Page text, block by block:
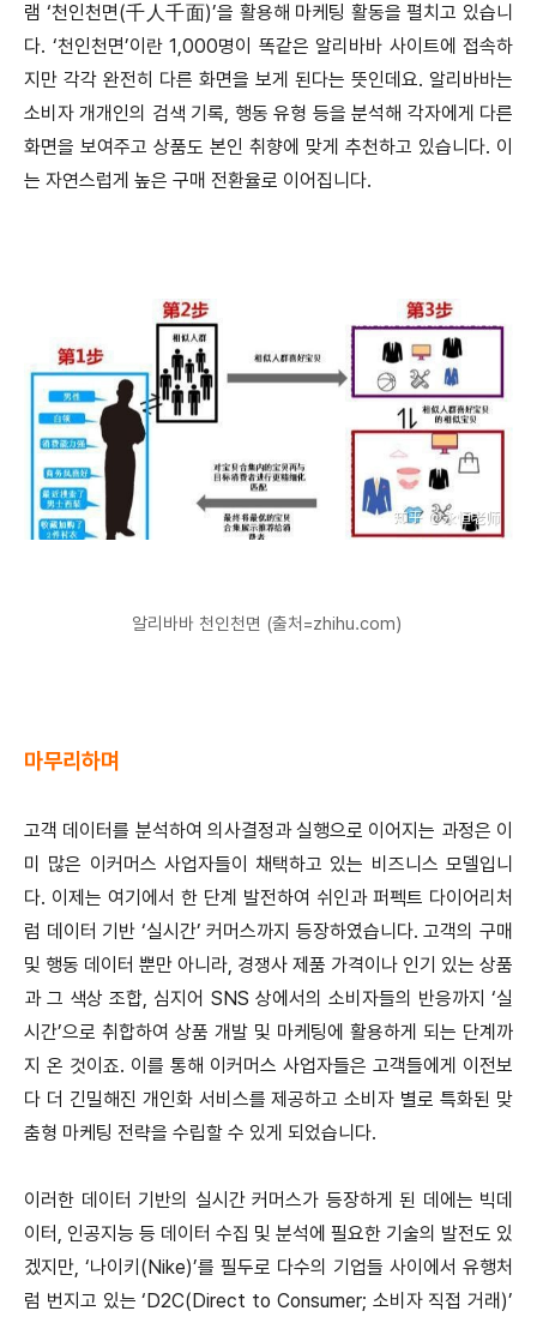
램 ‘천인천면(千人千面)’을 활용해 마케팅 활동을 펼치고 있습니
다. ‘천인천면’이란 1,000명이 똑같은 알리바바 사이트에 접속하
지만 각각 완전히 다른 화면을 보게 된다는 뜻인데요. 알리바바는
소비자 개개인의 검색 기록, 행동 유형 등을 분석해 각자에게 다른
화면을 보여주고 상품도 본인 취향에 맞게 추천하고 있습니다. 이
는 자연스럽게 높은 구매 전환율로 이어집니다.
알리바바 천인천면 (출처=zhihu.com)
마무리하며
고객 데이터를 분석하여 의사결정과 실행으로 이어지는 과정은 이
미 많은 이커머스 사업자들이 채택하고 있는 비즈니스 모델입니
다. 이제는 여기에서 한 단계 발전하여 쉬인과 퍼펙트 다이어리처
럼 데이터 기반 ‘실시간’ 커머스까지 등장하였습니다. 고객의 구매
및 행동 데이터 뿐만 아니라, 경쟁사 제품 가격이나 인기 있는 상품
과 그 색상 조합, 심지어 SNS 상에서의 소비자들의 반응까지 ‘실
시간’으로 취합하여 상품 개발 및 마케팅에 활용하게 되는 단계까
지 온 것이죠. 이를 통해 이커머스 사업자들은 고객들에게 이전보
다 더 긴밀해진 개인화 서비스를 제공하고 소비자 별로 특화된 맞
춤형 마케팅 전략을 수립할 수 있게 되었습니다.
이러한 데이터 기반의 실시간 커머스가 등장하게 된 데에는 빅데
이터, 인공지능 등 데이터 수집 및 분석에 필요한 기술의 발전도 있
겠지만, ‘나이키(Nike)’를 필두로 다수의 기업들 사이에서 유행처
럼 번지고 있는 ‘D2C(Direct to Consumer; 소비자 직접 거래)’